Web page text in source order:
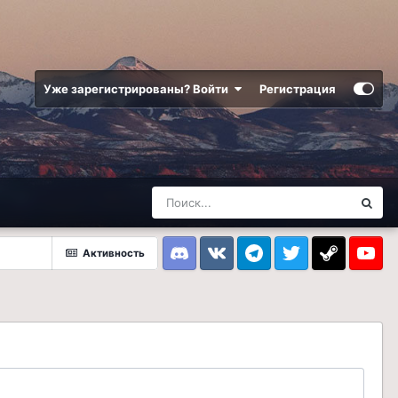
Уже зарегистрированы? Войти Регистрация
Активность
DiscordVK TelegramTwitter Steam